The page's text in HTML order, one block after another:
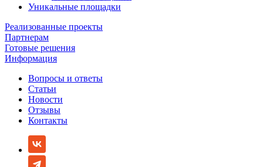
Уникальные площадки
Реализованные проекты
Партнерам
Готовые решения
Информация
Вопросы и ответы
Статьи
Новости
Отзывы
Контакты